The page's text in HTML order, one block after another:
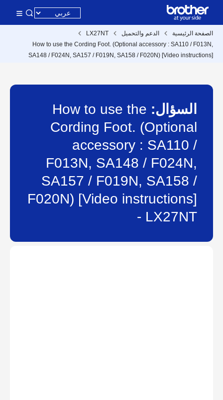
الصفحة الرئيسية الدعم والتحميل
LX27NT
How to use the Cording Foot. (Optional accessory : SA110 / F013N,
SA148 / F024N, SA157 / F019N, SA158 / F020N) [Video instructions]
السؤال:
How to use the
Cording Foot. (Optional
accessory : SA110 /
F013N, SA148 / F024N,
SA157 / F019N, SA158 /
F020N) [Video instructions]
- LX27NT